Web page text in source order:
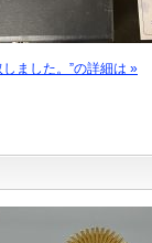
ました。”の詳細は »